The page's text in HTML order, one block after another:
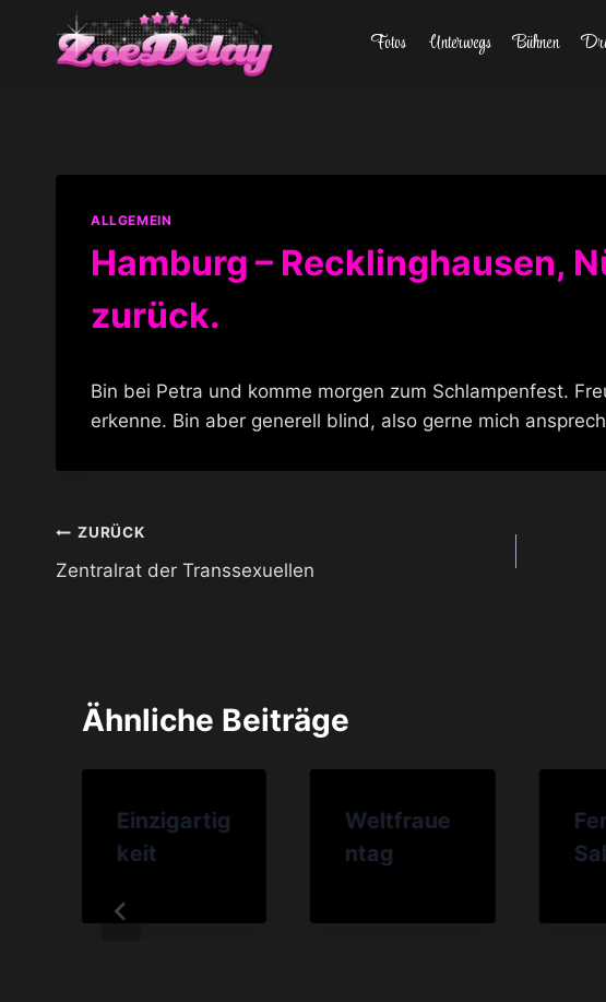
springen
Fotos Unterwegs Bühnen
ALLGEMEIN
Hamburg – Recklinghausen,
zurück.
Bin bei Petra und komme morgen zum Schlampenfest.
erkenne. Bin aber generell blind, also gerne mich
Beitragsnavigation
ZURÜCK
Zentralrat der Transsexuellen
Ähnliche Beiträge
Einzigartig
keit
Weltfraue
ntag